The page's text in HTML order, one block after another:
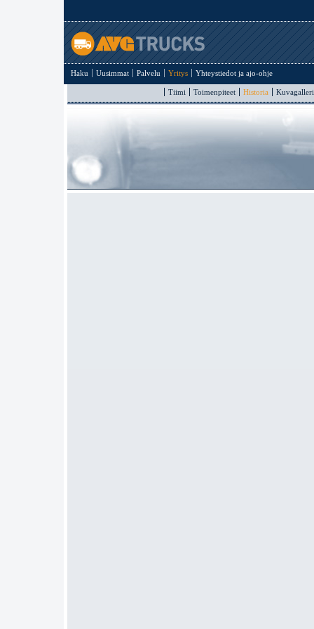
Haku Uusimmat Palvelu Yritys
Tiimi Toimenpiteet Historia
Yhteystiedot ja ajo-ohje